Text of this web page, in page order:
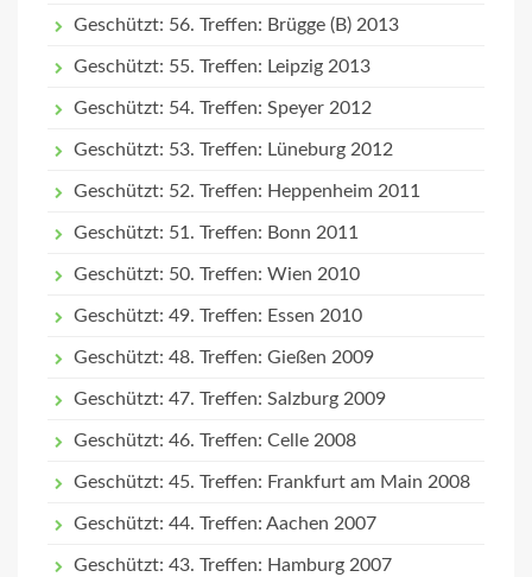
Geschützt: 56. Treffen: Brügge (B) 2013
Geschützt: 55. Treffen: Leipzig 2013
Geschützt: 54. Treffen: Speyer 2012
Geschützt: 53. Treffen: Lüneburg 2012
Geschützt: 52. Treffen: Heppenheim 2011
Geschützt: 51. Treffen: Bonn 2011
Geschützt: 50. Treffen: Wien 2010
Geschützt: 49. Treffen: Essen 2010
Geschützt: 48. Treffen: Gießen 2009
Geschützt: 47. Treffen: Salzburg 2009
Geschützt: 46. Treffen: Celle 2008
Geschützt: 45. Treffen: Frankfurt am Main 2008
Geschützt: 44. Treffen: Aachen 2007
Geschützt: 43. Treffen: Hamburg 2007